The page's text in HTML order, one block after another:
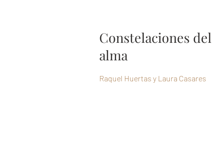
Constelaciones del
alma
Raquel Huertas y Laura Casares